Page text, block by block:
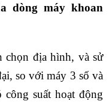
dòng máy khoan
chọn địa hình, và sử
so với máy 3 số và
suất hoạt động